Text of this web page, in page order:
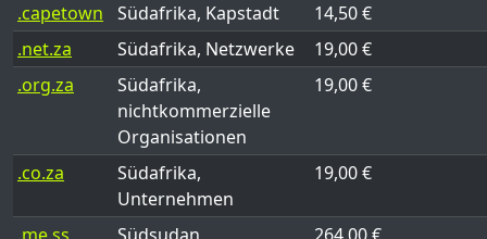
.capetown Südafrika, Kapstadt
14,50 €
.net.za
Südafrika, Netzwerke
19,00 €
.org.za
Südafrika,
nichtkommerzielle
Organisationen
19,00 €
.co.za
Südafrika,
Unternehmen
19,00 €